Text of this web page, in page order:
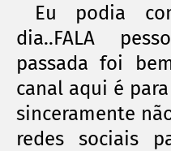
Eu podia
dia..FALA
passada foi
canal aqui é
sinceramente
redes sociais